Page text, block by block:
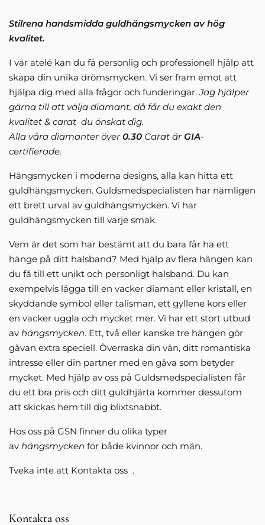
Stilrena handsmidda guldhängsmycken av hög
kvalitet.
I vår atelé kan du få personlig och professionell hjälp att
skapa din unika drömsmycken. Vi ser fram emot att
hjälpa dig med alla frågor och funderingar.Jag hjälper
gärna till att välja diamant, då får du exakt den
kvalitet & carat du önskat dig.
Alla våra diamanter över0.30 Carat ärGIA-
certifierade.
Hängsmycken i moderna designs, alla kan hitta ett
guldhängsmycken. Guldsmedspecialisten har nämligen
ett brett urval av guldhängsmycken. Vi har
guldhängsmycken till varje smak.
Vem är det som har bestämt att du bara får ha ett
hänge på ditt halsband? Med hjälp av flera hängen kan
du få till ett unikt och personligt halsband. Du kan
exempelvis lägga till en vacker diamant eller kristall, en
skyddande symbol eller talisman, ett gyllene kors eller
en vacker uggla och mycket mer. Vi har ett stort utbud
av hängsmycken. Ett, två eller kanske tre hängen gör
gåvan extra speciell. Överraska din vän, ditt romantiska
intresse eller din partner med en gåva som betyder
mycket. Med hjälp av oss på Guldsmedspecialisten får
du ett bra pris och ditt guldhjärta kommer dessutom
att skickas hem till dig blixtsnabbt.
Hos oss på GSN finner du olika typer
av hängsmycken för både kvinnor och män.
Tveka inte att Kontakta oss .
Kontakta oss